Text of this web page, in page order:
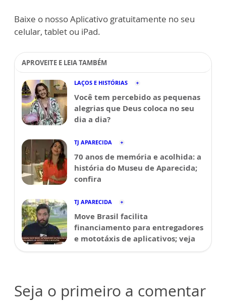
Baixe o nosso Aplicativo gratuitamente no seu
celular, tablet ou iPad.
APROVEITE E LEIA TAMBÉM
LAÇOS E HISTÓRIAS
Você tem percebido as pequenas
alegrias que Deus coloca no seu
dia a dia?
TJ APARECIDA
70 anos de memória e acolhida: a
história do Museu de Aparecida;
confira
TJ APARECIDA
Move Brasil facilita
financiamento para entregadores
e mototáxis de aplicativos; veja
Seja o primeiro a comentar